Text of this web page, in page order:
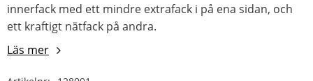
innerfack med ett mindre extrafack i på ena sidan, och
ett kraftigt nätfack på andra.
Läs mer